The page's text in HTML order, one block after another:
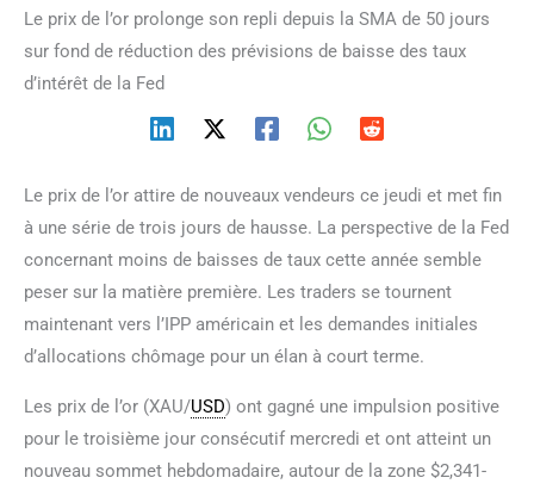
Le prix de l’or prolonge son repli depuis la SMA de 50 jours
sur fond de réduction des prévisions de baisse des taux
d’intérêt de la Fed
Le prix de l’or attire de nouveaux vendeurs ce jeudi et met fin
à une série de trois jours de hausse. La perspective de la Fed
concernant moins de baisses de taux cette année semble
peser sur la matière première. Les traders se tournent
maintenant vers l’IPP américain et les demandes initiales
d’allocations chômage pour un élan à court terme.
Les prix de l’or (XAU/USD) ont gagné une impulsion positive
pour le troisième jour consécutif mercredi et ont atteint un
nouveau sommet hebdomadaire, autour de la zone $2,341-